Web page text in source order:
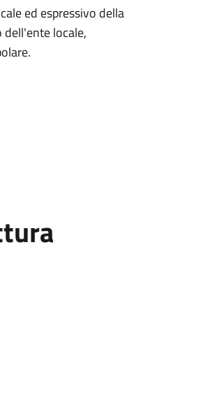
ed espressivo della
locale,